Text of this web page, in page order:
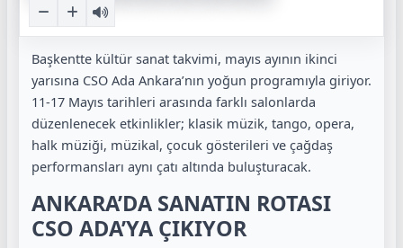
Başkentte kültür sanat takvimi, mayıs ayının ikinci
yarısına CSO Ada Ankara’nın yoğun programıyla giriyor.
11-17 Mayıs tarihleri arasında farklı salonlarda
düzenlenecek etkinlikler; klasik müzik, tango, opera,
halk müziği, müzikal, çocuk gösterileri ve çağdaş
performansları aynı çatı altında buluşturacak.
ANKARA’DA SANATIN ROTASI
CSO ADA’YA ÇIKIYOR